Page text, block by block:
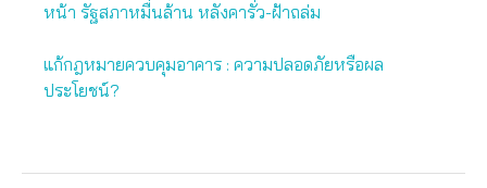
หน้า รัฐสภาหมื่นล้าน หลังคารั่ว-ฝ้าถล่ม
แก้กฎหมายควบคุมอาคาร : ความปลอดภัยหรือผล
ประโยชน์?